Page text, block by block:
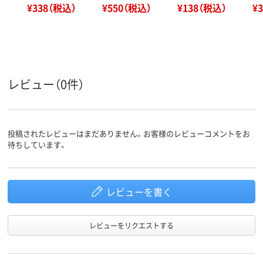
¥338（税込） ¥550（税込） ¥138（税込）
レビュー（0件）
投稿されたレビューはまだありません。お客様のレビューコメントをお
待ちしています。
レビューを書く
レビューをリクエストする